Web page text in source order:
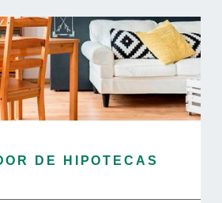
DE HIPOTECAS